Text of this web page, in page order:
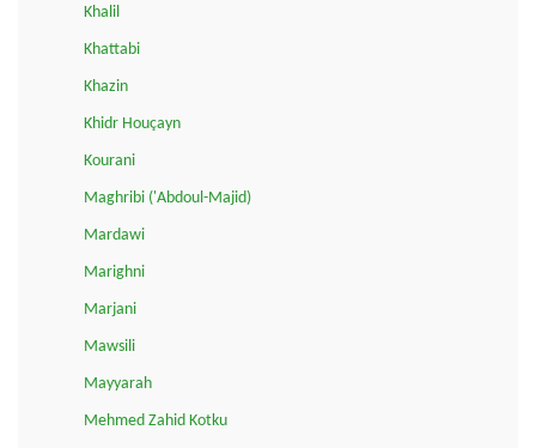
Khalil
Khattabi
Khazin
Khidr Houçayn
Kourani
Maghribi ('Abdoul-Majid)
Mardawi
Marighni
Marjani
Mawsili
Mayyarah
Mehmed Zahid Kotku